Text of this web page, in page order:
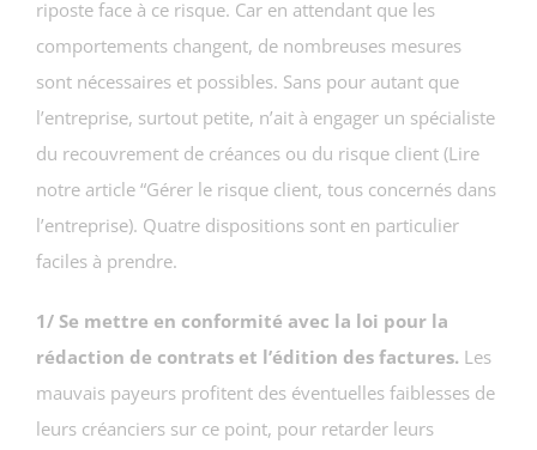
riposte face à ce risque. Car en attendant que les
comportements changent, de nombreuses mesures
sont nécessaires et possibles. Sans pour autant que
l’entreprise, surtout petite, n’ait à engager un spécialiste
du recouvrement de créances ou du risque client (Lire
notre article “Gérer le risque client, tous concernés dans
l’entreprise). Quatre dispositions sont en particulier
faciles à prendre.
1/ Se mettre en conformité avec la loi pour la
rédaction de contrats et l’édition des factures. Les
mauvais payeurs profitent des éventuelles faiblesses de
leurs créanciers sur ce point, pour retarder leurs